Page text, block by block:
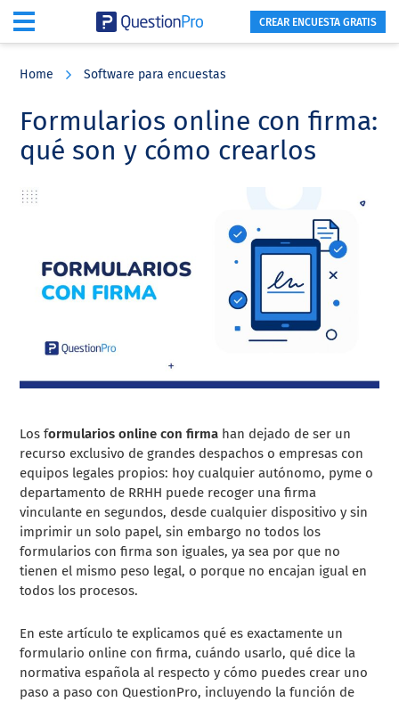
content
sidebar
CREAR ENCUESTA GRATIS
Home Software para encuestas
Formularios online con firma:
qué son y cómo crearlos
Los formularios online con firma han dejado de ser un
recurso exclusivo de grandes despachos o empresas con
equipos legales propios: hoy cualquier autónomo, pyme o
departamento de RRHH puede recoger una firma
vinculante en segundos, desde cualquier dispositivo y sin
imprimir un solo papel, sin embargo no todos los
formularios con firma son iguales, ya sea por que no
tienen el mismo peso legal, o porque no encajan igual en
todos los procesos.
En este artículo te explicamos qué es exactamente un
formulario online con firma, cuándo usarlo, qué dice la
normativa española al respecto y cómo puedes crear uno
paso a paso con QuestionPro, incluyendo la función de